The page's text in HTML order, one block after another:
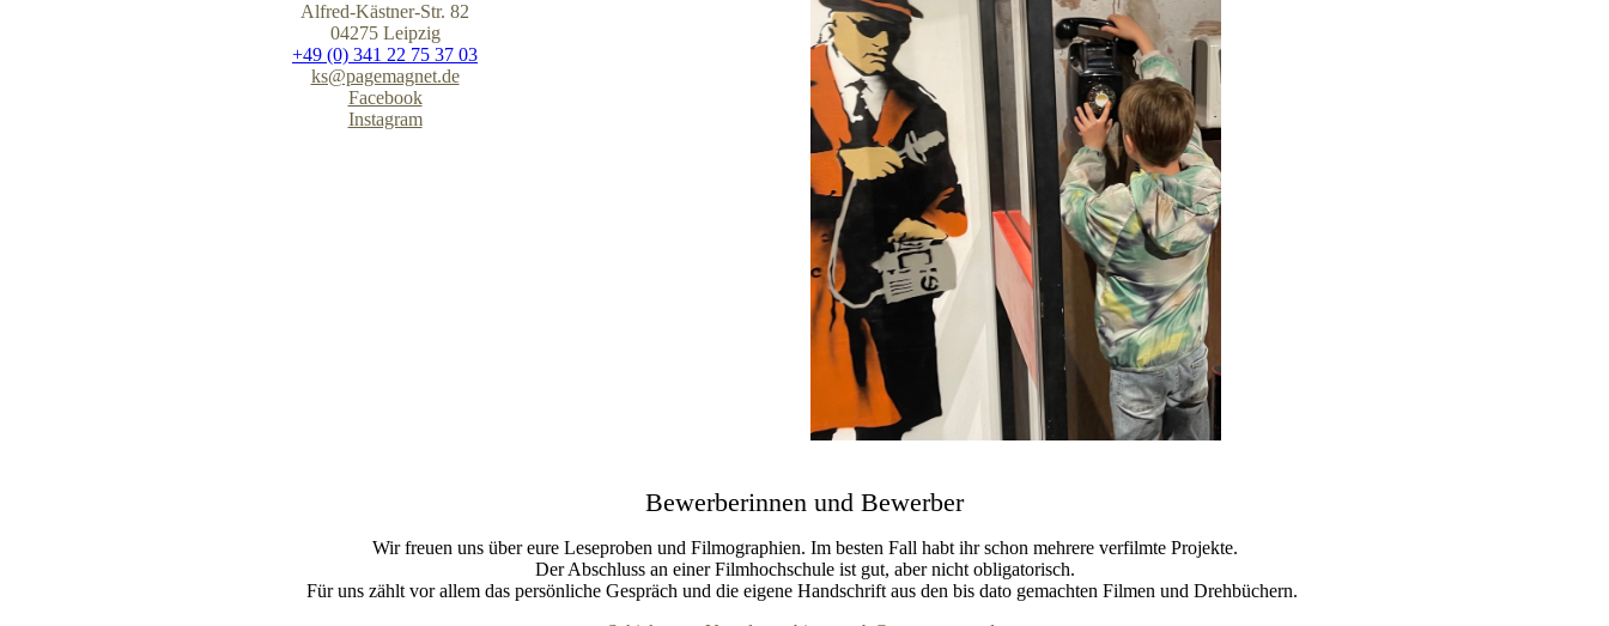
Alfred-Kästner-Str. 82
04275 Leipzig
+49 (0) 341 22 75 37 03
ks@pagemagnet.de
Facebook
Instagram
Bewerberinnen und Bewerber
Wir freuen uns über eure Leseproben und Filmographien. Im besten Fall habt ihr schon mehrere verfilmte Projekte.
Der Abschluss an einer Filmhochschule ist gut, aber nicht obligatorisch.
Für uns zählt vor allem das persönliche Gespräch und die eigene Handschrift aus den bis dato gemachten Filmen und Drehbüchern.